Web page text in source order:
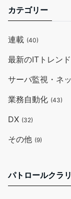
カテゴリー
連載 (40)
最新のITトレンド
サーバ監視・ネ
業務自動化 (43)
DX (32)
その他 (9)
パトロールクラ